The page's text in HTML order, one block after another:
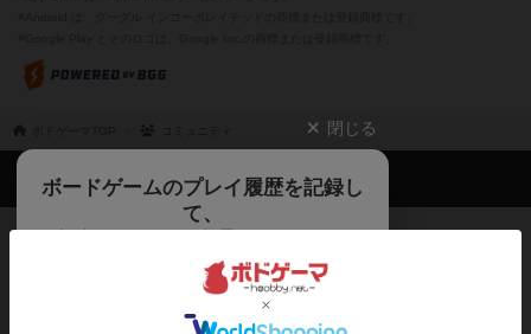
閉じる
ボードゲームのプレイ履歴を記録し
て、
がボドゲーマを利用中！
ボドゲーマTOP
ボードゲームを検索する
ボードゲームの新着レビュー